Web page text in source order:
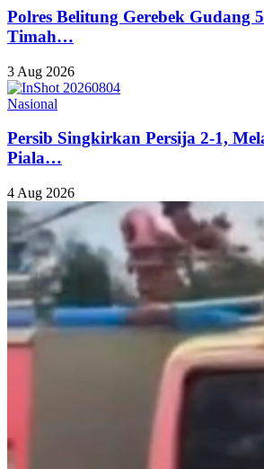
Polres Belitung Gerebek Gudang
Timah…
3 Aug 2026
Nasional
Persib Singkirkan Persija 2-1,
Piala…
4 Aug 2026